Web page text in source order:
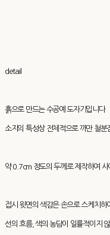
detail
흙으로 만드는 수공예 도자기입니다
소지의 특성상 전체적으로 까만 철분
약 0.7cm 정도의 두께로 제작하여
접시 윗면의 색감은 손으로 스케치하
선의 흐름, 색의 농담이 일률적이지